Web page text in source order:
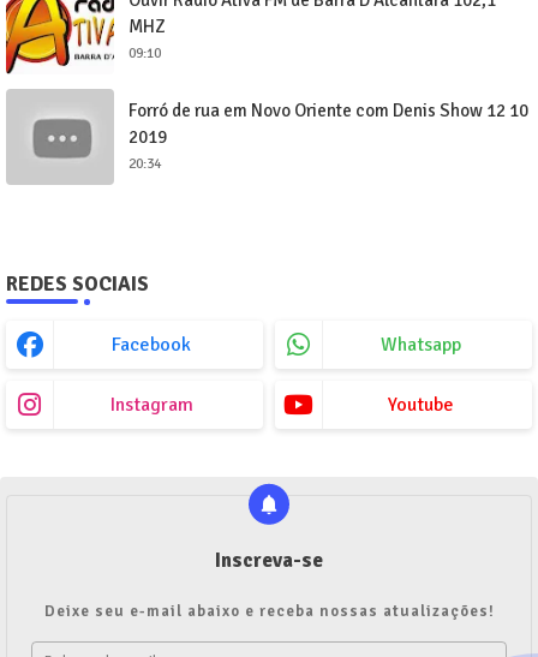
MHZ
09:10
Forró de rua em Novo Oriente com Denis Show 12 10
2019
20:34
REDES SOCIAIS
Facebook Whatsapp
Instagram Youtube
Inscreva-se
Deixe seu e-mail abaixo e receba nossas atualizações!